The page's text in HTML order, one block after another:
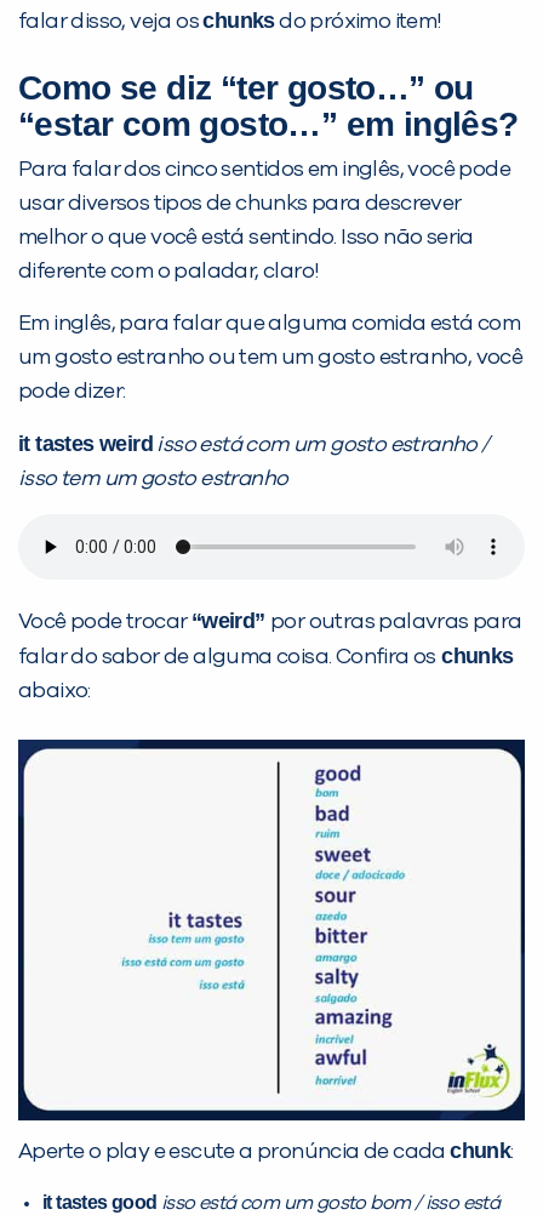
falar disso, veja oschunksdo próximo item!
Como se diz “ter gosto…” ou
“estar com gosto…” em inglês?
Para falar dos cinco sentidos em inglês, você pode
usar diversos tipos de chunks para descrever
melhor o que você está sentindo. Isso não seria
diferente com o paladar, claro!
Em inglês, para falar que alguma comida está com
um gosto estranho ou tem um gosto estranho, você
pode dizer:
it tastes weird isso está com um gosto estranho /
isso tem um gosto estranho
Você pode trocar“weird” por outras palavras para
falar do sabor de alguma coisa. Confira os chunks
abaixo:
Aperte o play e escute a pronúncia de cadachunk:
it tastes good isso está com um gosto bom / isso está